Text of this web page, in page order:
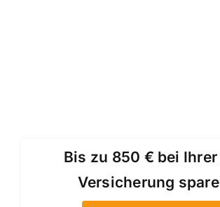
Bis zu 850 € bei Ihrer
Versicherung